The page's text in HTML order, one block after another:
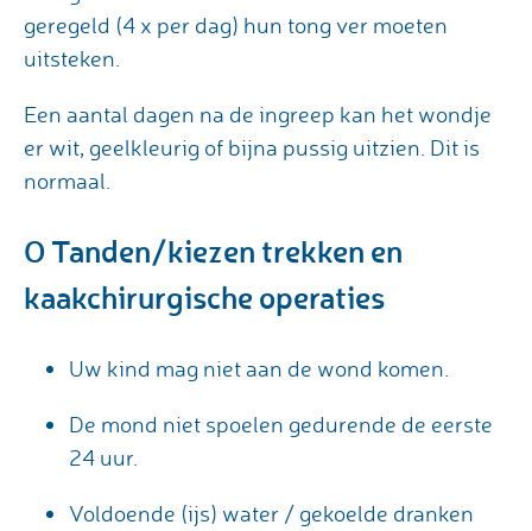
geregeld (4 x per dag) hun tong ver moeten
uitsteken.
Een aantal dagen na de ingreep kan het wondje
er wit, geelkleurig of bijna pussig uitzien. Dit is
normaal.
O Tanden/kiezen trekken en
kaakchirurgische operaties
Uw kind mag niet aan de wond komen.
De mond niet spoelen gedurende de eerste
24 uur.
Voldoende (ijs) water / gekoelde dranken